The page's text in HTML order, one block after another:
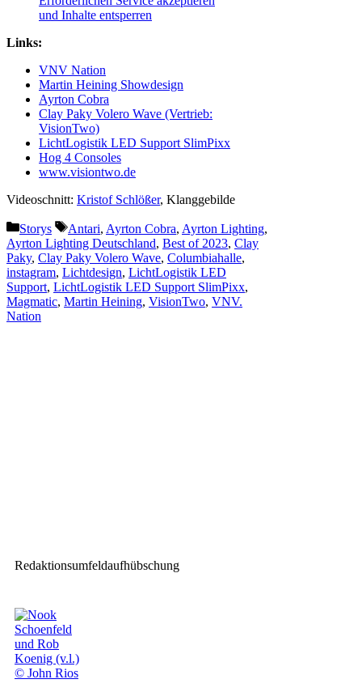
und Inhalte entsperren
Links:
VNV Nation
Martin Heining Showdesign
Ayrton Cobra
Clay Paky Volero Wave (Vertrieb:
VisionTwo)
LichtLogistik LED Support SlimPixx
Hog 4 Consoles
www.visiontwo.de
Videoschnitt: Kristof Schlößer, Klanggebilde
Kategorien
Storys Schlagwörter
Antari, Ayrton Cobra, Ayrton Lighting,
Ayrton Lighting Deutschland, Best of 2023, Clay
Paky, Clay Paky Volero Wave, Columbiahalle,
instagram, Lichtdesign, LichtLogistik LED
Support, LichtLogistik LED Support SlimPixx,
Magmatic, Martin Heining, VisionTwo, VNV.
Nation
Redaktionsumfeldaufhübschung